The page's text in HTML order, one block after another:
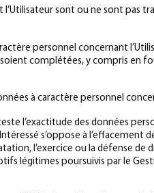
sont ou ne sont pas
personnel concernant
complétées, y compris en
à caractère personnel
l’exactitude des données
s’oppose à l’effacement
l’exercice ou la défense de
légitimes poursuivis par le